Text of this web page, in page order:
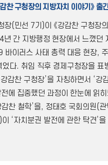
찬 구청장의 지방자치 이야기》 출
(민선 7기)이 《강감찬 구청장
간 지방행정 현장에서 느꼈던
바이러스 사태 총력 대응 현장,
다. 취임 직후 경제구청장을 표
감찬 구청장’을 자칭하면서 ‘강
에 집중했던 과정이 한눈에 읽
찬 철학’을, 정태호 국회의원(
‘자치분권 발전에 관한 탁견’